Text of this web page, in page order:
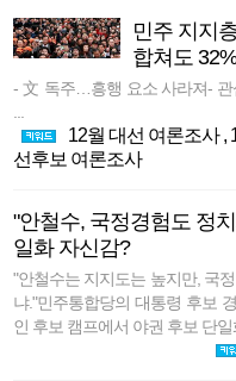
민주 지지
합쳐도
- 文 독주…흥행 요소 사라져-
12월 대선 여론조사,
선후보 여론조사
"안철수, 국정경험도 정
일화 자신감?
"안철수는 지지도는 높지만, 국
냐."민주통합당의 대통령 후보
인 후보 캠프에서 야권 후보 단일